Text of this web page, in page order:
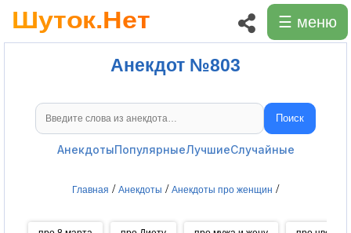
☰ меню
Анекдот №803
Поиск анекдотов Поиск
АнекдотыПопулярныеЛучшиеСлучайные
Главная / Анекдоты / Анекдоты про женщин /